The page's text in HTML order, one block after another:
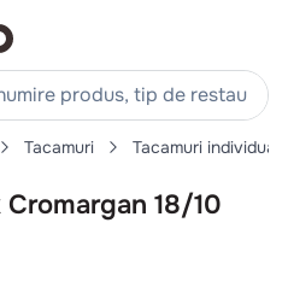
produs, tip de restaurant,
Tacamuri Tacamuri individuale
18/10